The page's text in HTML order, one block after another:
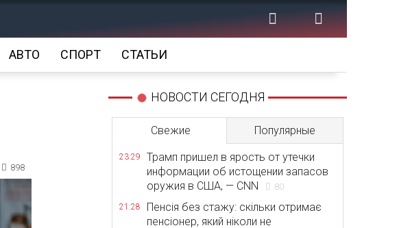
АВТО СПОРТ СТАТЬИ
898
НОВОСТИ СЕГОДНЯ
Свежие Популярные
23:29
Трамп пришел в ярость от утечки
информации об истощении запасов
оружия в США, — CNN
80
21:28
Пенсія без стажу: скільки отримає
пенсіонер, який ніколи не